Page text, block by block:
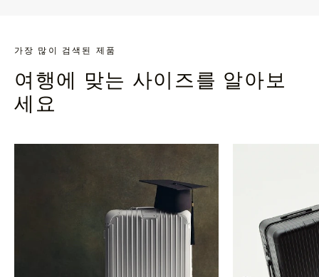
가장 많이 검색된 제품
여행에 맞는 사이즈를 알아보
세요